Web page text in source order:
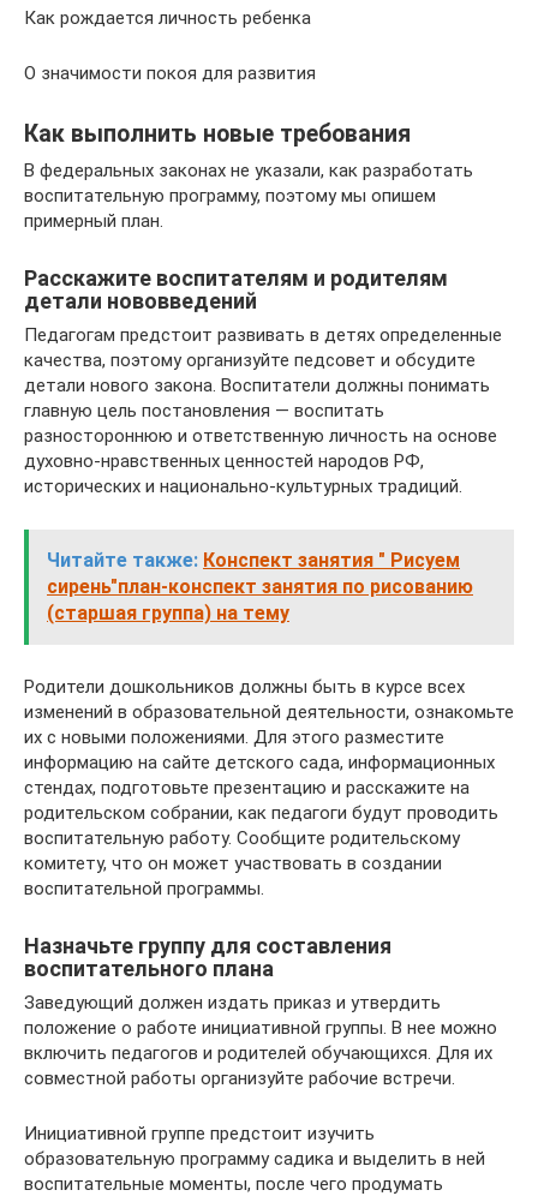
Как рождается личность ребенка
О значимости покоя для развития
Как выполнить новые требования
В федеральных законах не указали, как разработать
воспитательную программу, поэтому мы опишем
примерный план.
Расскажите воспитателям и родителям
детали нововведений
Педагогам предстоит развивать в детях определенные
качества, поэтому организуйте педсовет и обсудите
детали нового закона. Воспитатели должны понимать
главную цель постановления — воспитать
разностороннюю и ответственную личность на основе
духовно-нравственных ценностей народов РФ,
исторических и национально-культурных традиций.
Читайте также: Конспект занятия " Рисуем
сирень"план-конспект занятия по рисованию
(старшая группа) на тему
Родители дошкольников должны быть в курсе всех
изменений в образовательной деятельности, ознакомьте
их с новыми положениями. Для этого разместите
информацию на сайте детского сада, информационных
стендах, подготовьте презентацию и расскажите на
родительском собрании, как педагоги будут проводить
воспитательную работу. Сообщите родительскому
комитету, что он может участвовать в создании
воспитательной программы.
Назначьте группу для составления
воспитательного плана
Заведующий должен издать приказ и утвердить
положение о работе инициативной группы. В нее можно
включить педагогов и родителей обучающихся. Для их
совместной работы организуйте рабочие встречи.
Инициативной группе предстоит изучить
образовательную программу садика и выделить в ней
воспитательные моменты, после чего продумать